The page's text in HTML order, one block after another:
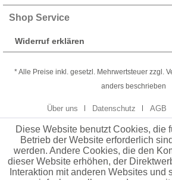
Shop Service
Widerruf erklären
* Alle Preise inkl. gesetzl. Mehrwertsteuer zzgl.
anders beschrieben
Über uns Datenschutz AGB
Diese Website benutzt Cookies, die
Betrieb der Website erforderlich
werden. Andere Cookies, die den
dieser Website erhöhen, der
Interaktion mit anderen Websites und